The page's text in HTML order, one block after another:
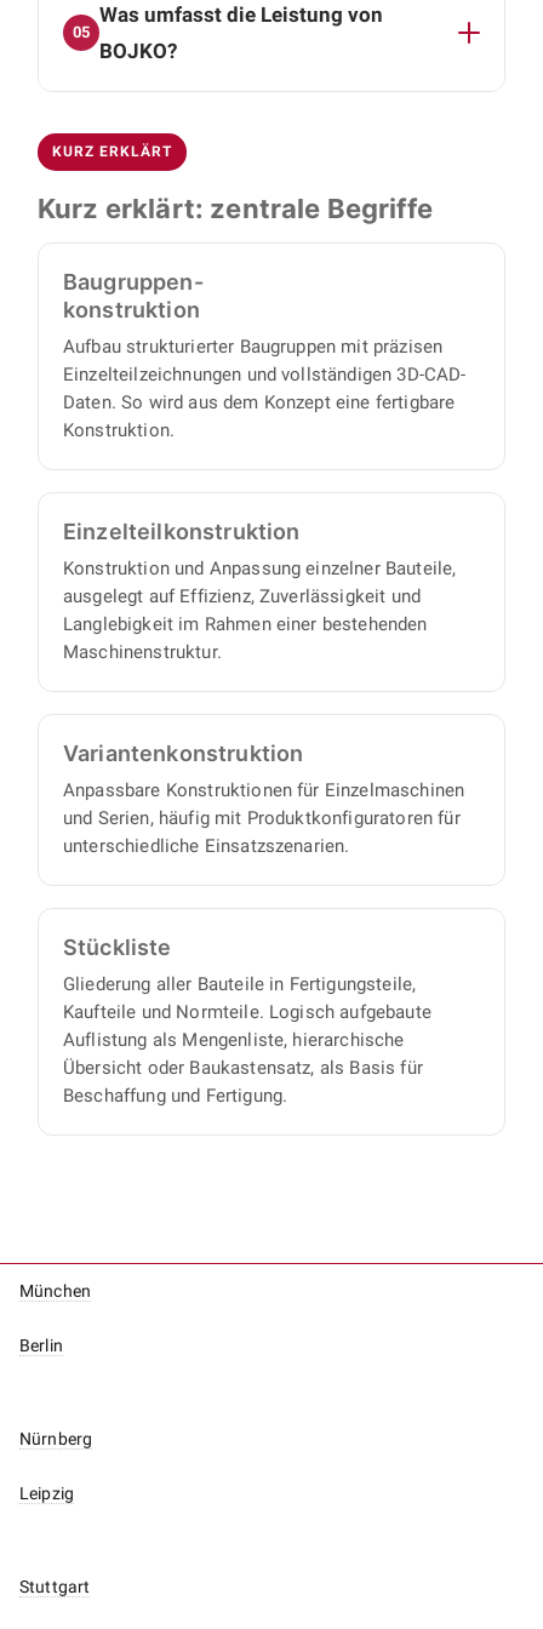
eigenverantwortlich und liefern einen
vollständigen Satz an Konstruktionsunterlagen,
mit minimalem Abstimmungs- und
alle Einzelteile und Baugruppen direkt
beschaffen oder fertigen lassen.
Branchen: Vakuumtechnik, Lasertechnik,
Reinraumanwendungen und
Automatisierung sowie Förder- und
Handhabungstechnik.
05
Was umfasst die Leistung von
BOJKO?
Konstruktion ab: von Baugruppen- und
Einzelteilkonstruktion über Neu-, Varianten- und
Anpassungskonstruktion bis zu
Blechkonstruktion, Stücklisten und
bis zu fertigungsreifen Unterlagen.
KURZ ERKLÄRT
Kurz erklärt: zentrale Begriffe
Baugruppen-
konstruktion
Aufbau strukturierter Baugruppen mit präzisen
Einzelteilzeichnungen und vollständigen 3D-CAD-
Daten. So wird aus dem Konzept eine fertigbare
Konstruktion.
Einzelteil­konstruktion
Konstruktion und Anpassung einzelner Bauteile,
ausgelegt auf Effizienz, Zuverlässigkeit und
Langlebigkeit im Rahmen einer bestehenden
Maschinenstruktur.
Varianten­konstruktion
Anpassbare Konstruktionen für Einzelmaschinen
und Serien, häufig mit Produktkonfiguratoren für
unterschiedliche Einsatzszenarien.
Stückliste
Gliederung aller Bauteile in Fertigungsteile,
Kaufteile und Normteile. Logisch aufgebaute
Auflistung als Mengenliste, hierarchische
Übersicht oder Baukastensatz, als Basis für
Beschaffung und Fertigung.
München
Berlin
Nürnberg
Leipzig
Stuttgart